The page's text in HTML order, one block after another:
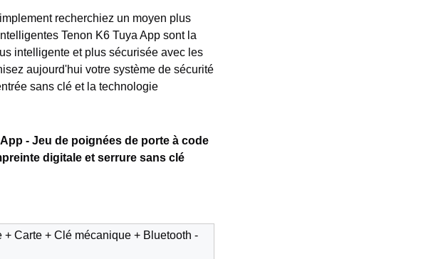
recherchiez un moyen plus
Tenon K6 Tuya App sont la
intelligente et plus sécurisée avec les
aujourd'hui votre système de sécurité
sans clé et la technologie
- Jeu de poignées de porte à code
digitale et serrure sans clé
Carte + Clé mécanique + Bluetooth -